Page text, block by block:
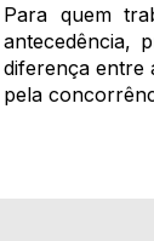
Para quem
antecedência,
diferença entre
pela